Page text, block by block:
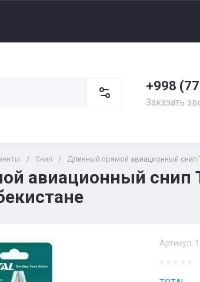
+998
Заказать
/ Снип / Длинный прямой авиационный снип
авиационный снип
Артикул: